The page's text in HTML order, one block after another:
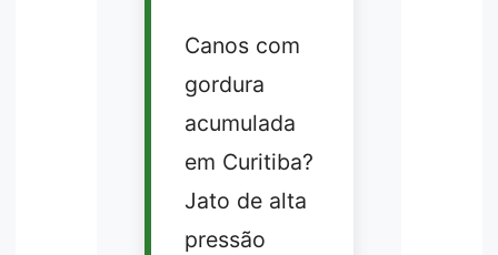
Canos com
gordura
acumulada
em Curitiba?
Jato de alta
pressão